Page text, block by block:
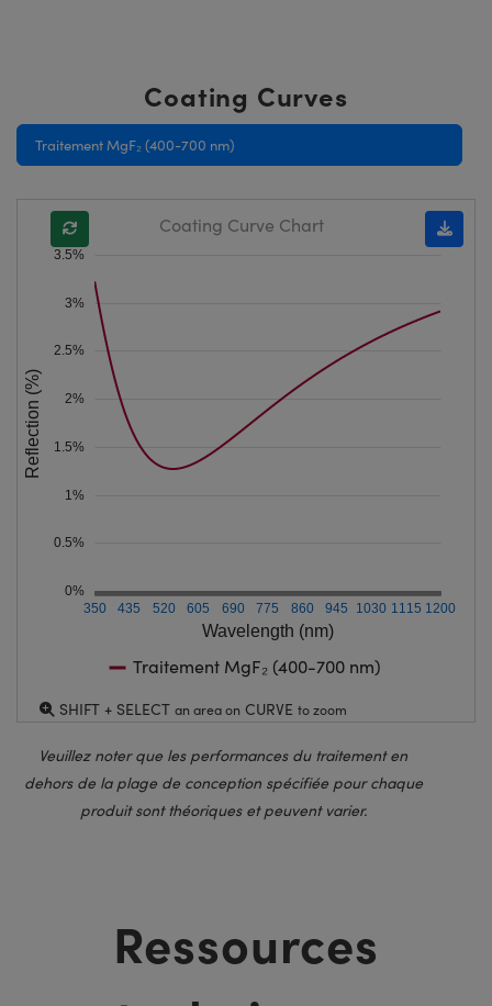
Coating Curves
Traitement MgF₂ (400-700 nm)
Wavelength (nm)
350 435 520 605 690 775 860 945 1030 1115 1200
0%
0.5%
1%
1.5%
2%
2.5%
3%
3.5%
Reflection (%)
Coating Curve Chart
Traitement MgF₂ (400-700 nm)
SHIFT + SELECT an area on CURVE to zoom
Veuillez noter que les performances du traitement en
dehors de la plage de conception spécifiée pour chaque
produit sont théoriques et peuvent varier.
Ressources